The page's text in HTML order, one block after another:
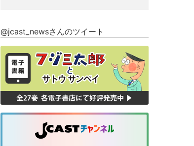
@jcast_newsさんのツイート